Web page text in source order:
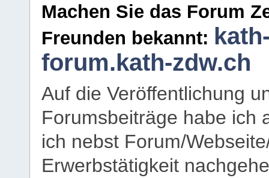
Machen Sie das Forum
Freunden bekannt:
forum.kath-zdw.ch
Auf die Veröffentlichung
Forumsbeiträge habe ich
ich nebst Forum/
Erwerbstätigkeit